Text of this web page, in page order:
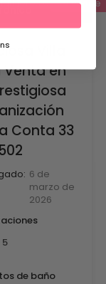
deSe vende
Villa
Venta en
Conta 33
6 de
marzo de
2026
5
de baño